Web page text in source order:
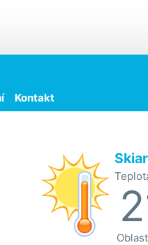
Kontakt
Oblast